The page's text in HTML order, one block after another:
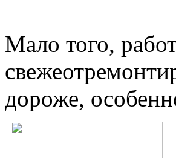
Мало того,
дороже,